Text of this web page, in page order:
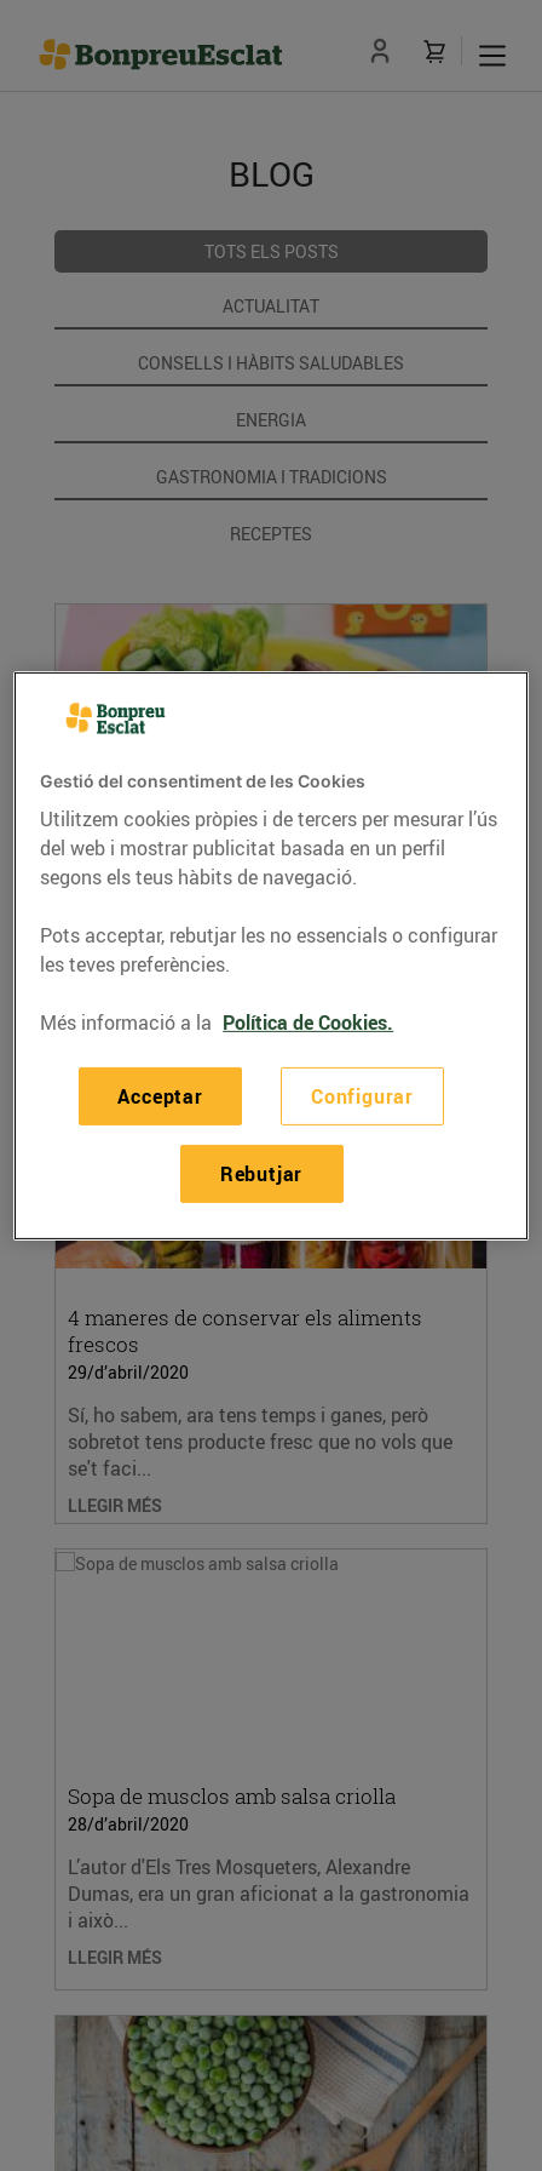
BLOG
TOTS ELS POSTS
ACTUALITAT
CONSELLS I HÀBITS SALUDABLES
ENERGIA
GASTRONOMIA I TRADICIONS
RECEPTES
Receptari: Estimada mare
02/de maig/2020
A causa del confinament, aquest Dia de la
Mare moltes mares i fills l'hauran de celebrar...
4 maneres de conservar els aliments
frescos
29/d’abril/2020
Sí, ho sabem, ara tens temps i ganes, però
sobretot tens producte fresc que no vols que
se't faci...
LLEGIR MÉS
Sopa de musclos amb salsa criolla
28/d’abril/2020
L’autor d'Els Tres Mosqueters, Alexandre
Dumas, era un gran aficionat a la gastronomia
i això...
LLEGIR MÉS
Gestió del consentiment de les Cookies
Utilitzem cookies pròpies i de tercers per mesurar l’ús
del web i mostrar publicitat basada en un perfil
segons els teus hàbits de navegació.
Pots acceptar, rebutjar les no essencials o configurar
les teves preferències.
Més informació a la Política de Cookies.
Configurar
Rebutjar
Acceptar